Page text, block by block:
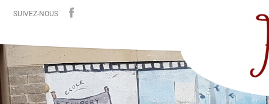
SUIVEZ-NOUS